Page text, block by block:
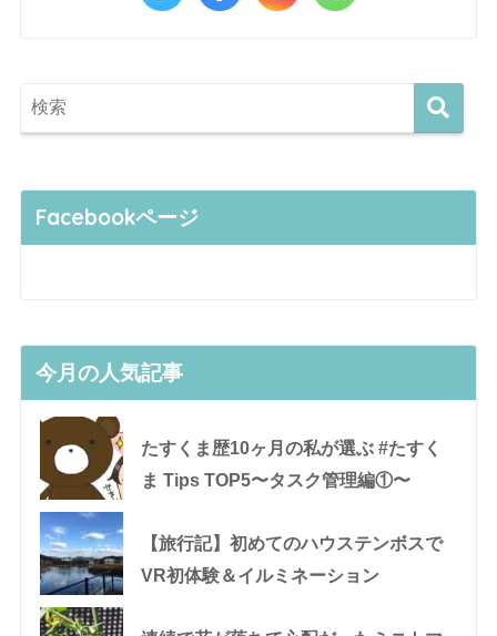
Facebookページ
今月の人気記事
たすくま歴10ヶ月の私が選ぶ #たすく
ま Tips TOP5〜タスク管理編①〜
【旅行記】初めてのハウステンボスで
VR初体験＆イルミネーション